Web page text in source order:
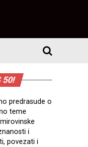
50!
predrasude o
teme
i
povezati i